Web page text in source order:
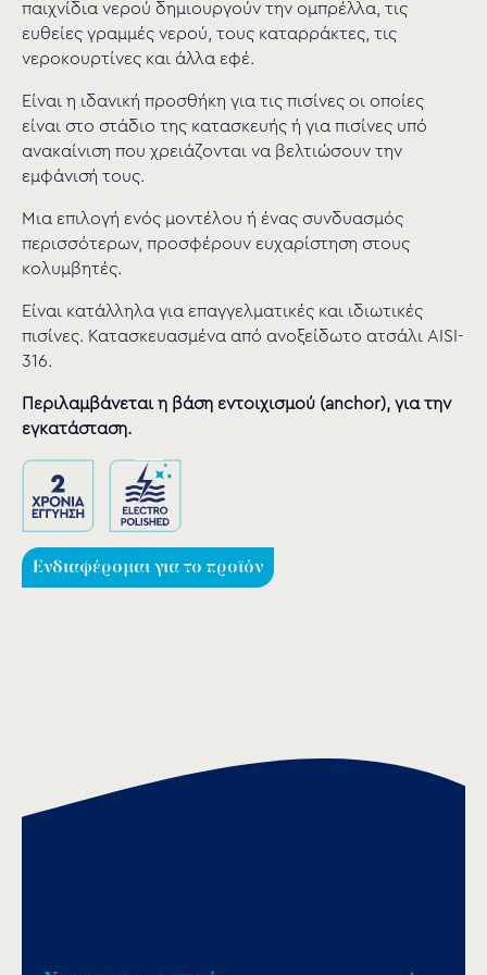
παιχνίδια νερού δημιουργούν την ομπρέλλα, τις
ευθείες γραμμές νερού, τους καταρράκτες, τις
νεροκουρτίνες και άλλα εφέ.
Είναι η ιδανική προσθήκη για τις πισίνες οι οποίες
είναι στο στάδιο της κατασκευής ή για πισίνες υπό
ανακαίνιση που χρειάζονται να βελτιώσουν την
εμφάνισή τους.
Μια επιλογή ενός μοντέλου ή ένας συνδυασμός
περισσότερων, προσφέρουν ευχαρίστηση στους
κολυμβητές.
Είναι κατάλληλα για επαγγελματικές και ιδιωτικές
πισίνες. Κατασκευασμένα από ανοξείδωτο ατσάλι AISI-
316.
Περιλαμβάνεταιη βάση εντοιχισμού (anchor), για την
εγκατάσταση.
Ενδιαφέρομαι για το προϊόν